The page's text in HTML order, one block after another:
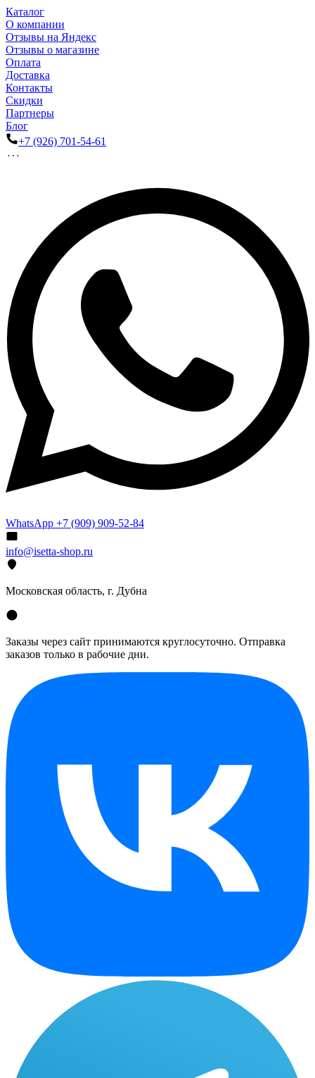
Каталог
О компании
Отзывы на Яндекс
Отзывы о магазине
Оплата
Доставка
Контакты
Скидки
Партнеры
Блог
+7 (926) 701-54-61
WhatsApp +7 (909) 909-52-84
info@isetta-shop.ru
Московская область, г. Дубна
Заказы через сайт принимаются круглосуточно. Отправка
заказов только в рабочие дни.